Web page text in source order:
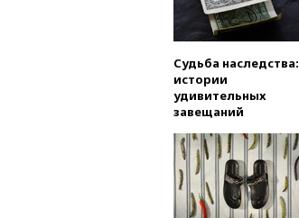
Судьба наследства:
истории
удивительных
завещаний